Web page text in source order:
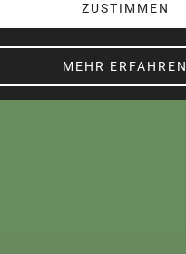
ZUSTIMMEN
MEHR